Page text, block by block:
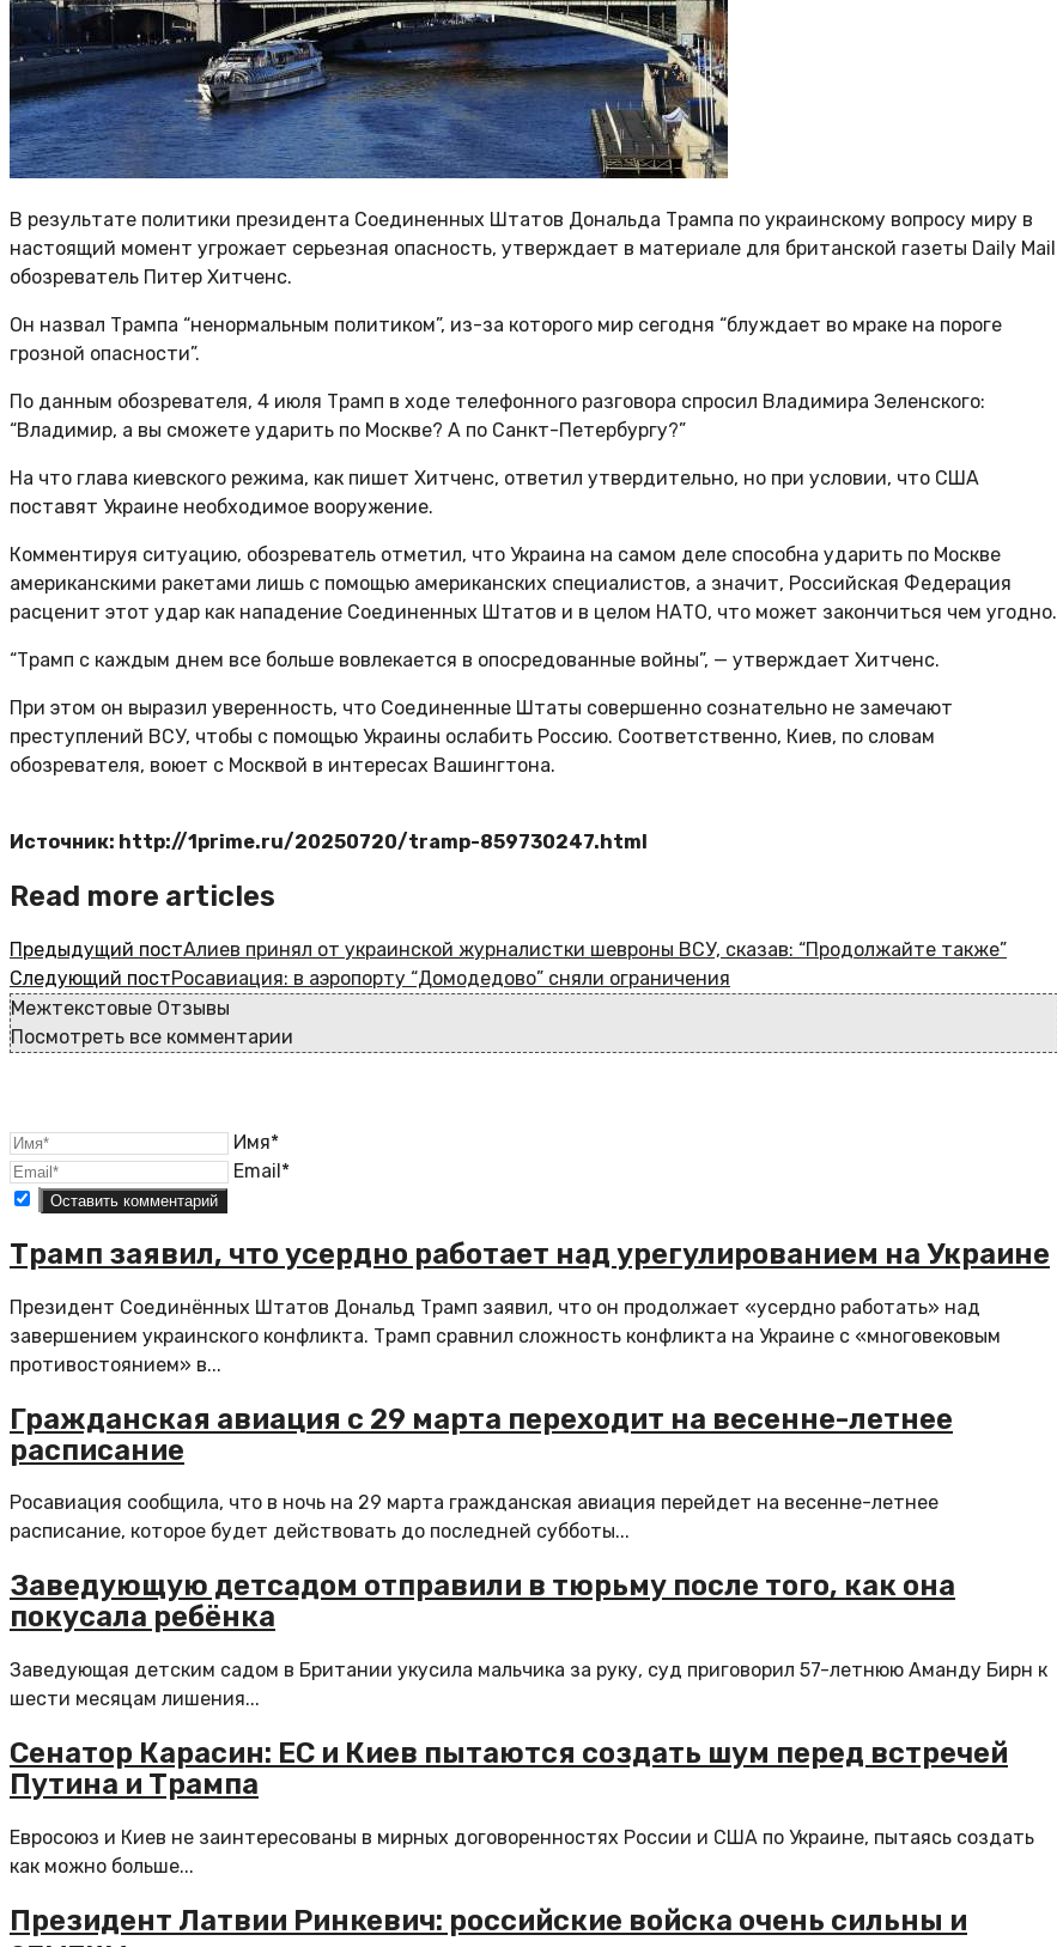
В результате политики президента Соединенных Штатов Дональда Трампа по украинскому вопросу миру в
настоящий момент угрожает серьезная опасность, утверждает в материале для британской газеты Daily Mail
обозреватель Питер Хитченс.
Он назвал Трампа “ненормальным политиком”, из-за которого мир сегодня “блуждает во мраке на пороге
грозной опасности”.
По данным обозревателя, 4 июля Трамп в ходе телефонного разговора спросил Владимира Зеленского:
“Владимир, а вы сможете ударить по Москве? А по Санкт-Петербургу?”
На что глава киевского режима, как пишет Хитченс, ответил утвердительно, но при условии, что США
поставят Украине необходимое вооружение.
Комментируя ситуацию, обозреватель отметил, что Украина на самом деле способна ударить по Москве
американскими ракетами лишь с помощью американских специалистов, а значит, Российская Федерация
расценит этот удар как нападение Соединенных Штатов и в целом НАТО, что может закончиться чем угодно.
“Трамп с каждым днем все больше вовлекается в опосредованные войны”, — утверждает Хитченс.
При этом он выразил уверенность, что Соединенные Штаты совершенно сознательно не замечают
преступлений ВСУ, чтобы с помощью Украины ослабить Россию. Соответственно, Киев, по словам
обозревателя, воюет с Москвой в интересах Вашингтона.
Источник: http://1prime.ru/20250720/tramp-859730247.html
Read more articles
Предыдущий постАлиев принял от украинской журналистки шевроны ВСУ, сказав: “Продолжайте также”
Следующий постРосавиация: в аэропорту “Домодедово” сняли ограничения
Межтекстовые Отзывы
Посмотреть все комментарии
Имя*
Email*
Трамп заявил, что усердно работает над урегулированием на Украине
Президент Соединённых Штатов Дональд Трамп заявил, что он продолжает «усердно работать» над
завершением украинского конфликта. Трамп сравнил сложность конфликта на Украине с «многовековым
противостоянием» в...
Гражданская авиация с 29 марта переходит на весенне-летнее
расписание
Росавиация сообщила, что в ночь на 29 марта гражданская авиация перейдет на весенне-летнее
расписание, которое будет действовать до последней субботы...
Заведующую детсадом отправили в тюрьму после того, как она
покусала ребёнка
Заведующая детским садом в Британии укусила мальчика за руку, суд приговорил 57-летнюю Аманду Бирн к
шести месяцам лишения...
Сенатор Карасин: ЕС и Киев пытаются создать шум перед встречей
Путина и Трампа
Евросоюз и Киев не заинтересованы в мирных договоренностях России и США по Украине, пытаясь создать
как можно больше...
Президент Латвии Ринкевич: российские войска очень сильны и